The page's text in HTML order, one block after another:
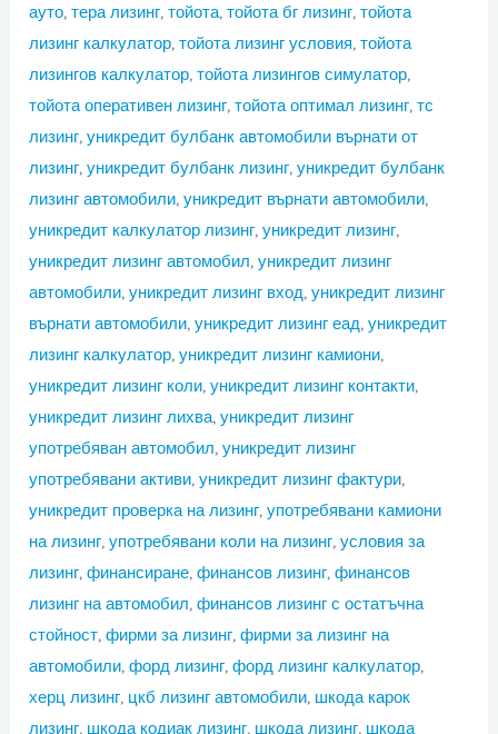
ауто,тера лизинг,тойота,тойота бг лизинг,тойота
лизинг калкулатор,тойота лизинг условия,тойота
лизингов калкулатор,тойота лизингов симулатор,
тойота оперативен лизинг,тойота оптимал лизинг,тс
лизинг,уникредит булбанк автомобили върнати от
лизинг,уникредит булбанк лизинг,уникредит булбанк
лизинг автомобили,уникредит върнати автомобили,
уникредит калкулатор лизинг,уникредит лизинг,
уникредит лизинг автомобил,уникредит лизинг
автомобили,уникредит лизинг вход,уникредит лизинг
върнати автомобили,уникредит лизинг еад,уникредит
лизинг калкулатор,уникредит лизинг камиони,
уникредит лизинг коли,уникредит лизинг контакти,
уникредит лизинг лихва,уникредит лизинг
употребяван автомобил,уникредит лизинг
употребявани активи,уникредит лизинг фактури,
уникредит проверка на лизинг,употребявани камиони
на лизинг,употребявани коли на лизинг,условия за
лизинг,финансиране,финансов лизинг,финансов
лизинг на автомобил,финансов лизинг с остатъчна
стойност,фирми за лизинг,фирми за лизинг на
автомобили,форд лизинг,форд лизинг калкулатор,
херц лизинг, цкб лизинг автомобили, шкода карок
лизинг, шкода кодиак лизинг, шкода лизинг, шкода